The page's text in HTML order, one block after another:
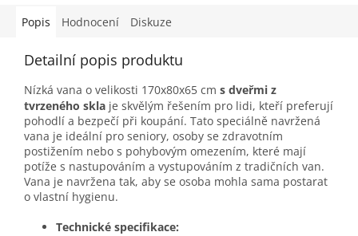
Popis Hodnocení Diskuze
Detailní popis produktu
Nízká vana o velikosti 170x80x65 cm s dveřmi z
tvrzeného skla je skvělým řešením pro lidi, kteří preferují
pohodlí a bezpečí při koupání. Tato speciálně navržená
vana je ideální pro seniory, osoby se zdravotním
postižením nebo s pohybovým omezením, které mají
potíže s nastupováním a vystupováním z tradičních van.
Vana je navržena tak, aby se osoba mohla sama postarat
o vlastní hygienu.
Technické specifikace: